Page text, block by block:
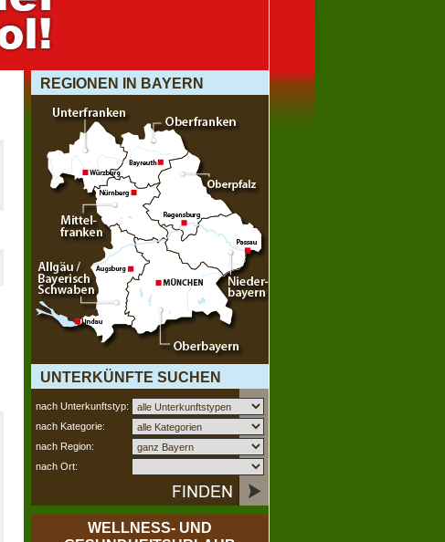
REGIONEN IN BAYERN
UNTERKÜNFTE SUCHEN
nach Unterkunftstyp:
nach Kategorie:
nach Region:
nach Ort:
WELLNESS- UND